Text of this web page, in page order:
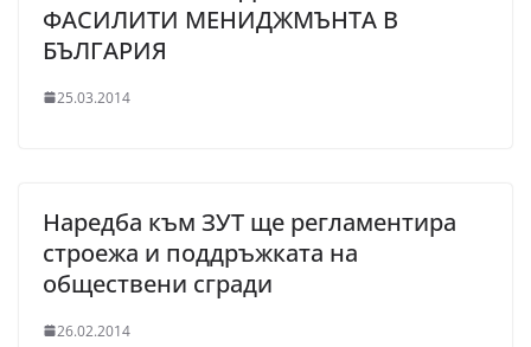
ФАСИЛИТИ МЕНИДЖМЪНТА В
БЪЛГАРИЯ
25.03.2014
Наредба към ЗУТ ще регламентира
строежа и поддръжката на
обществени сгради
26.02.2014